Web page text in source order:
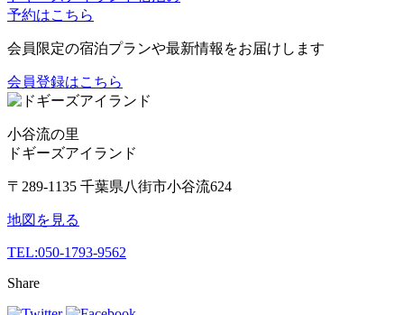
予約はこちら
会員限定の宿泊プランや最新情報をお届けします
会員登録はこちら
小谷流の里
ドギーズアイランド
〒289-1135 千葉県八街市小谷流624
地図を見る
TEL:050-1793-9562
Share